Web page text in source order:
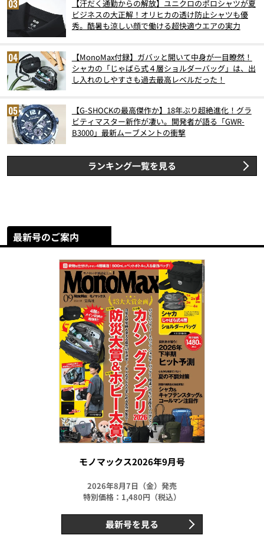
【汗だく通勤からの解放】ユニクロのポロシャツが夏
ビジネスの大正解！オリヒカの透け防止シャツも優
秀。酷暑も涼しい顔で働ける超快適ウエアの実力
【MonoMax付録】ガバッと開いて中身が一目瞭然！
シャカの「じゃばら式４層ショルダーバッグ」は、出
し入れのしやすさも過去最高レベルだった！
【G-SHOCKの最高傑作か】18年ぶり超絶進化！グラ
ビティマスター新作が凄い。開発者が語る「GWR-
B3000」最新ムーブメントの衝撃
ランキング一覧を見る
最新号のご案内
モノマックス2026年9月号
2026年8月7日（金）発売
特別価格：1,480円（税込）
最新号を見る